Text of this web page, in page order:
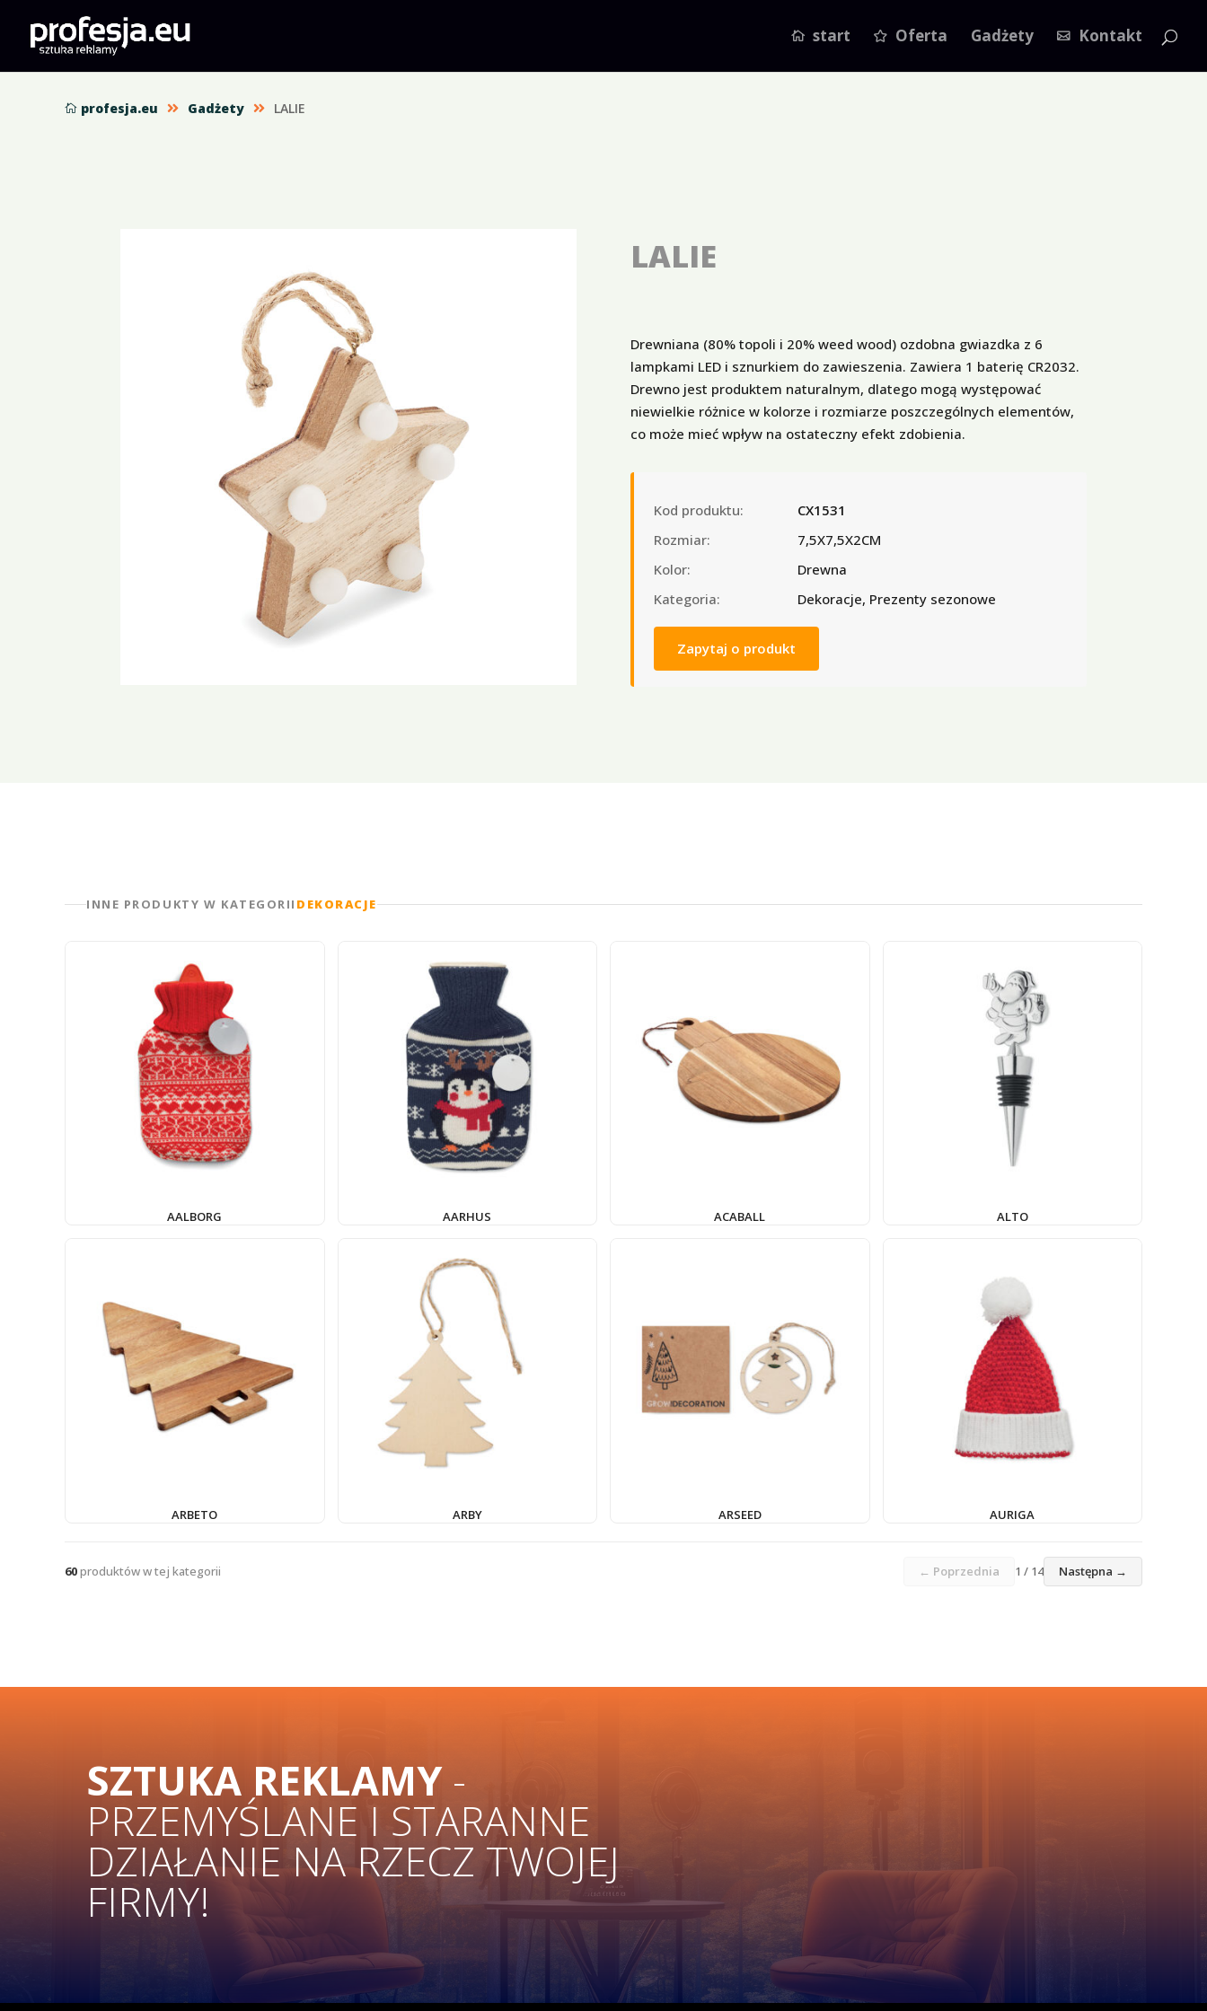
start Oferta Gadżety Kontakt
 profesja.eu  Gadżety  LALIE
LALIE
Drewniana (80% topoli i 20% weed wood) ozdobna gwiazdka z 6
lampkami LED i sznurkiem do zawieszenia. Zawiera 1 baterię CR2032.
Drewno jest produktem naturalnym, dlatego mogą występować
niewielkie różnice w kolorze i rozmiarze poszczególnych elementów,
co może mieć wpływ na ostateczny efekt zdobienia.
Kod produktu:
CX1531
Rozmiar:
7,5X7,5X2CM
Kolor:
Drewna
Kategoria:
Dekoracje, Prezenty sezonowe
Zapytaj o produkt
INNE PRODUKTY W KATEGORII DEKORACJE
AALBORG AARHUS ACABALL ALTO
ARBETO ARBY ARSEED AURIGA
60produktów w tej kategorii ← Poprzednia 1 / 14 Następna →
SZTUKA REKLAMY-
PRZEMYŚLANE I STARANNE
DZIAŁANIE NA RZECZ TWOJEJ
FIRMY!